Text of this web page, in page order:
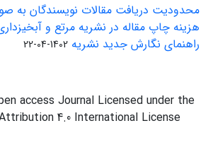
محدودیت دریافت مقالات نویسندگان به
هزینه چاپ مقاله در نشریه مرتع و
راهنمای نگارش جدید نشریه 1402-04-22
access Journal Licensed under the
4.0 International License